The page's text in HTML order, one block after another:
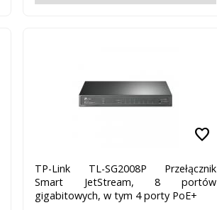
favorite
TP-Link TL-SG2008P Przełącznik
Smart JetStream, 8 portów
gigabitowych, w tym 4 porty PoE+